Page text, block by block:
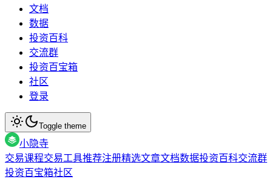
文档
数据
投资百科
交流群
投资百宝箱
社区
登录
Toggle theme
小隐寺
交易课程交易工具推荐注册精选文章文档数据投资百科交流群
投资百宝箱社区